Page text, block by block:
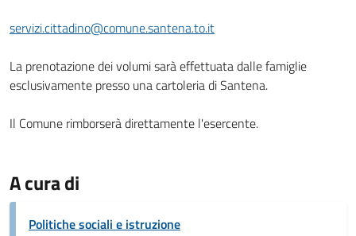
servizi.cittadino@comune.santena.to.it
La prenotazione dei volumi sarà effettuata dalle famiglie
esclusivamente presso una cartoleria di Santena.
Il Comune rimborserà direttamente l'esercente.
A cura di
Politiche sociali e istruzione